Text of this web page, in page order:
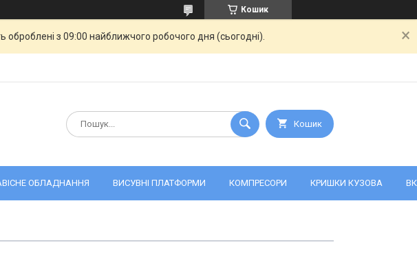
Кошик
з 09:00 найближчого робочого дня (сьогодні).
Кошик
ОБЛАДНАННЯ ВИСУВНІ ПЛАТФОРМИ КОМПРЕСОРИ КРИШКИ КУЗОВА